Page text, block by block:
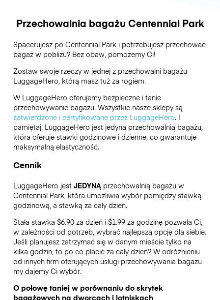
Przechowalnia bagażu Centennial Park
Spacerujesz po Centennial Park i potrzebujesz przechować
bagaż w pobliżu? Bez obaw, pomożemy Ci!
Zostaw swoje rzeczy w jednej z przechowalni bagażu
LuggageHero, którą masz tuż za rogiem.
W LuggageHero oferujemy bezpieczne i tanie
przechowywanie bagażu. Wszystkie nasze sklepy są
zatwierdzone i certyfikowane przez LuggageHero. I
pamiętaj: LuggageHero jest jedyną przechowalnią bagażu,
która oferuje stawki godzinowe i dzienne, co gwarantuje
maksymalną elastyczność.
Cennik
LuggageHero jest JEDYNĄprzechowalnią bagażu w
Centennial Park, która umożliwia wybór pomiędzy stawką
godzinową, a stawką za cały dzień.
Stała stawka $6.90 za dzień i $1.99 za godzinę pozwala Ci,
w zależności od potrzeb, wybrać najlepszą opcję dla siebie.
Jeśli planujesz zatrzymać się w danym mieście tylko na
kilka godzin, to po co płacić za cały dzień? W odróżnieniu
od innych firm oferujących usługi przechowywania bagażu
my dajemy Ci wybór.
O połowę taniej w porównaniu do skrytek
bagażowych na dworcach i lotniskach